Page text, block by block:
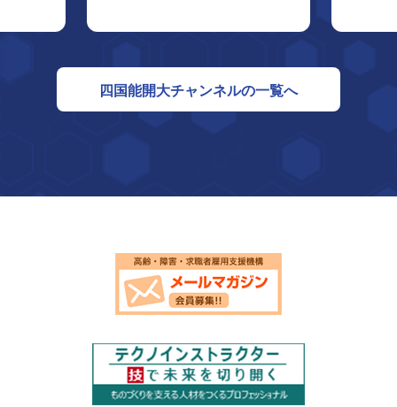
四国能開大チャンネルの一覧へ